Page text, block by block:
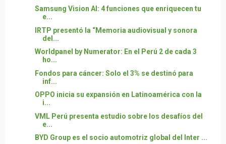
Samsung Vision AI: 4 funciones que enriquecen tu
e...
IRTP presentó la “Memoria audiovisual y sonora
del...
Worldpanel by Numerator: En el Perú 2 de cada 3
ho...
Fondos para cáncer: Solo el 3% se destinó para
inf...
OPPO inicia su expansión en Latinoamérica con la
i...
VML Perú presenta estudio sobre los desafíos del
e...
BYD Group es el socio automotriz global del Inter ...